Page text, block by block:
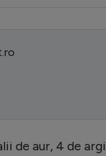
de aur, 4 de